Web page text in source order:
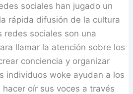
sociales han jugado un
rápida difusión de la cultura
redes sociales son una
llamar la atención sobre los
conciencia y organizar
individuos woke ayudan a los
oír sus voces a través